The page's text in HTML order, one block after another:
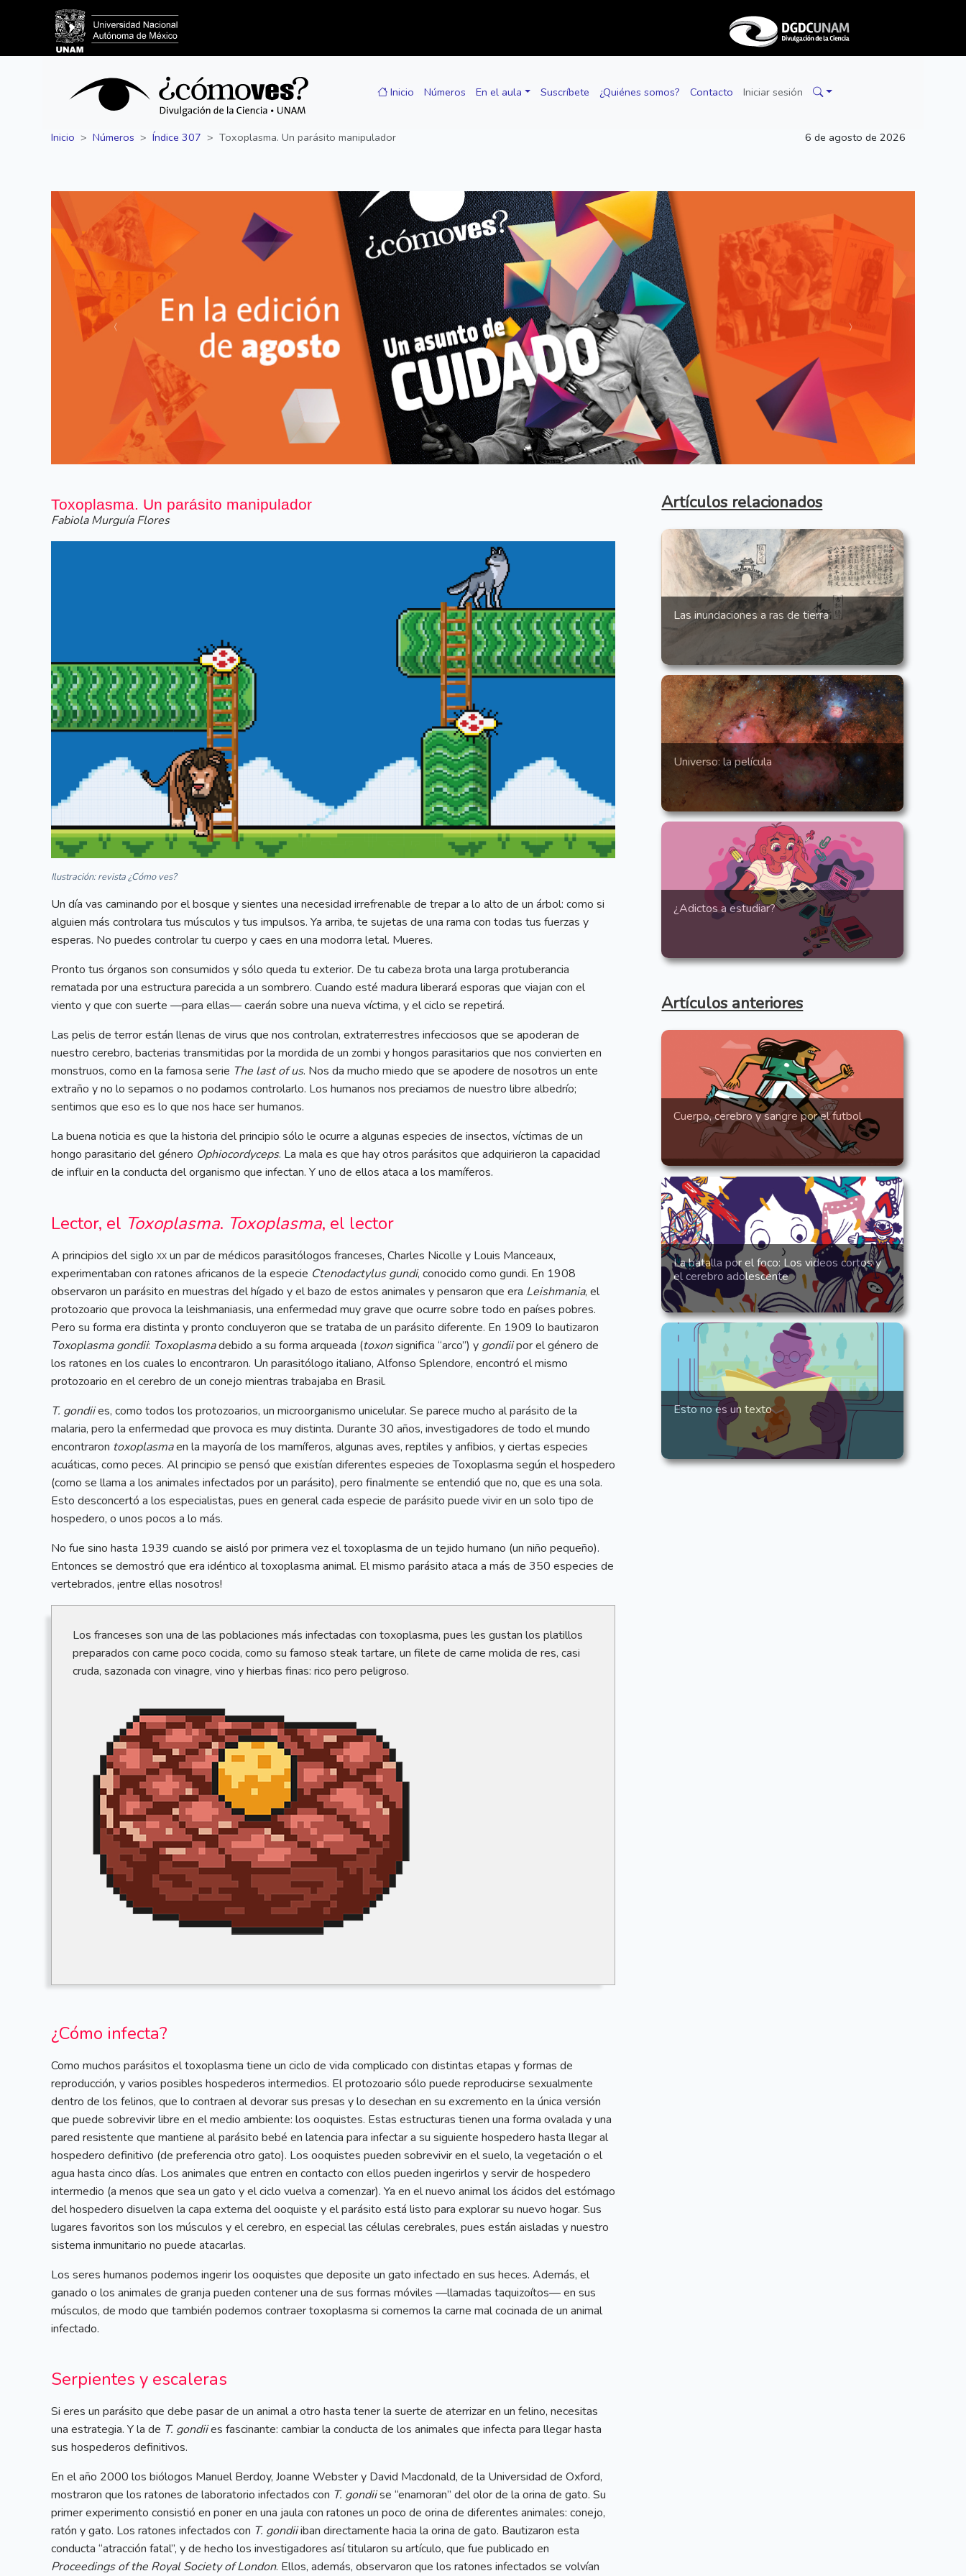
Inicio Números En el aula Suscríbete ¿Quiénes somos? Contacto Iniciar sesión
Inicio Números Índice 307 Toxoplasma. Un parásito manipulador 6 de agosto de 2026
Siguiente Anterior
Toxoplasma. Un parásito manipulador
Fabiola Murguía Flores
Ilustración: revista ¿Cómo ves?
Un día vas caminando por el bosque y sientes una necesidad irrefrenable de trepar a lo alto de un árbol: como si
alguien más controlara tus músculos y tus impulsos. Ya arriba, te sujetas de una rama con todas tus fuerzas y
esperas. No puedes controlar tu cuerpo y caes en una modorra letal. Mueres.
Pronto tus órganos son consumidos y sólo queda tu exterior. De tu cabeza brota una larga protuberancia
rematada por una estructura parecida a un sombrero. Cuando esté madura liberará esporas que viajan con el
viento y que con suerte —para ellas— caerán sobre una nueva víctima, y el ciclo se repetirá.
Las pelis de terror están llenas de virus que nos controlan, extraterrestres infecciosos que se apoderan de
nuestro cerebro, bacterias transmitidas por la mordida de un zombi y hongos parasitarios que nos convierten en
monstruos, como en la famosa serie The last of us. Nos da mucho miedo que se apodere de nosotros un ente
extraño y no lo sepamos o no podamos controlarlo. Los humanos nos preciamos de nuestro libre albedrío;
sentimos que eso es lo que nos hace ser humanos.
La buena noticia es que la historia del principio sólo le ocurre a algunas especies de insectos, víctimas de un
hongo parasitario del género Ophiocordyceps. La mala es que hay otros parásitos que adquirieron la capacidad
de influir en la conducta del organismo que infectan. Y uno de ellos ataca a los mamíferos.
Lector, el Toxoplasma. Toxoplasma, el lector
A principios del siglo xxun par de médicos parasitólogos franceses, Charles Nicolle y Louis Manceaux,
experimentaban con ratones africanos de la especie Ctenodactylus gundi, conocido como gundi. En 1908
observaron un parásito en muestras del hígado y el bazo de estos animales y pensaron que era Leishmania, el
protozoario que provoca la leishmaniasis, una enfermedad muy grave que ocurre sobre todo en países pobres.
Pero su forma era distinta y pronto concluyeron que se trataba de un parásito diferente. En 1909 lo bautizaron
Toxoplasma gondii: Toxoplasmadebido a su forma arqueada (toxonsignifica “arco”) y gondiipor el género de
los ratones en los cuales lo encontraron. Un parasitólogo italiano, Alfonso Splendore, encontró el mismo
protozoario en el cerebro de un conejo mientras trabajaba en Brasil.
T. gondiies, como todos los protozoarios, un microorganismo unicelular. Se parece mucho al parásito de la
malaria, pero la enfermedad que provoca es muy distinta. Durante 30 años, investigadores de todo el mundo
encontraron toxoplasmaen la mayoría de los mamíferos, algunas aves, reptiles y anfibios, y ciertas especies
acuáticas, como peces. Al principio se pensó que existían diferentes especies de Toxoplasma según el hospedero
(como se llama a los animales infectados por un parásito), pero finalmente se entendió que no, que es una sola.
Esto desconcertó a los especialistas, pues en general cada especie de parásito puede vivir en un solo tipo de
hospedero, o unos pocos a lo más.
No fue sino hasta 1939 cuando se aisló por primera vez el toxoplasma de un tejido humano (un niño pequeño).
Entonces se demostró que era idéntico al toxoplasma animal. El mismo parásito ataca a más de 350 especies de
vertebrados, ¡entre ellas nosotros!
Los franceses son una de las poblaciones más infectadas con toxoplasma, pues les gustan los platillos
preparados con carne poco cocida, como su famoso steak tartare, un filete de carne molida de res, casi
cruda, sazonada con vinagre, vino y hierbas finas: rico pero peligroso.
¿Cómo infecta?
Como muchos parásitos el toxoplasma tiene un ciclo de vida complicado con distintas etapas y formas de
reproducción, y varios posibles hospederos intermedios. El protozoario sólo puede reproducirse sexualmente
dentro de los felinos, que lo contraen al devorar sus presas y lo desechan en su excremento en la única versión
que puede sobrevivir libre en el medio ambiente: los ooquistes. Estas estructuras tienen una forma ovalada y una
pared resistente que mantiene al parásito bebé en latencia para infectar a su siguiente hospedero hasta llegar al
hospedero definitivo (de preferencia otro gato). Los ooquistes pueden sobrevivir en el suelo, la vegetación o el
agua hasta cinco días. Los animales que entren en contacto con ellos pueden ingerirlos y servir de hospedero
intermedio (a menos que sea un gato y el ciclo vuelva a comenzar). Ya en el nuevo animal los ácidos del estómago
del hospedero disuelven la capa externa del ooquiste y el parásito está listo para explorar su nuevo hogar. Sus
lugares favoritos son los músculos y el cerebro, en especial las células cerebrales, pues están aisladas y nuestro
sistema inmunitario no puede atacarlas.
Los seres humanos podemos ingerir los ooquistes que deposite un gato infectado en sus heces. Además, el
ganado o los animales de granja pueden contener una de sus formas móviles —llamadas taquizoítos— en sus
músculos, de modo que también podemos contraer toxoplasma si comemos la carne mal cocinada de un animal
infectado.
Serpientes y escaleras
Si eres un parásito que debe pasar de un animal a otro hasta tener la suerte de aterrizar en un felino, necesitas
una estrategia. Y la de T. gondiies fascinante: cambiar la conducta de los animales que infecta para llegar hasta
sus hospederos definitivos.
En el año 2000 los biólogos Manuel Berdoy, Joanne Webster y David Macdonald, de la Universidad de Oxford,
mostraron que los ratones de laboratorio infectados con T. gondiise “enamoran” del olor de la orina de gato. Su
primer experimento consistió en poner en una jaula con ratones un poco de orina de diferentes animales: conejo,
ratón y gato. Los ratones infectados con T. gondiiiban directamente hacia la orina de gato. Bautizaron esta
conducta “atracción fatal”, y de hecho los investigadores así titularon su artículo, que fue publicado en
Proceedings of the Royal Society of London. Ellos, además, observaron que los ratones infectados se volvían
Artículos relacionados
Las inundaciones a ras de tierra
Universo: la película
¿Adictos a estudiar?
Artículos anteriores
Cuerpo, cerebro y sangre por el futbol
La batalla por el foco: Los videos cortos y
el cerebro adolescente
Esto no es un texto